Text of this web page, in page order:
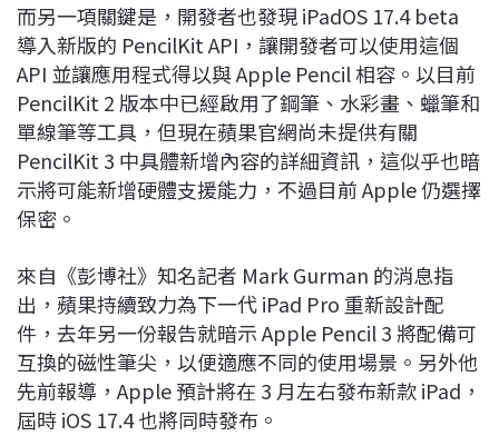
而另一項關鍵是，開發者也發現 iPadOS 17.4 beta
導入新版的 PencilKit API，讓開發者可以使用這個
API 並讓應用程式得以與 Apple Pencil 相容。以目前
PencilKit 2 版本中已經啟用了鋼筆、水彩畫、蠟筆和
單線筆等工具，但現在蘋果官網尚未提供有關
PencilKit 3 中具體新增內容的詳細資訊，這似乎也暗
示將可能新增硬體支援能力，不過目前 Apple 仍選擇
保密。
來自《彭博社》知名記者 Mark Gurman 的消息指
出，蘋果持續致力為下一代 iPad Pro 重新設計配
件，去年另一份報告就暗示 Apple Pencil 3 將配備可
互換的磁性筆尖，以便適應不同的使用場景。另外他
先前報導，Apple 預計將在 3 月左右發布新款 iPad，
屆時 iOS 17.4 也將同時發布。